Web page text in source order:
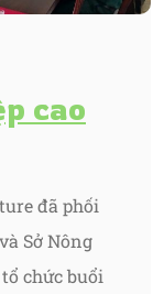
cao
đã phối
Sở Nông
chức buổi